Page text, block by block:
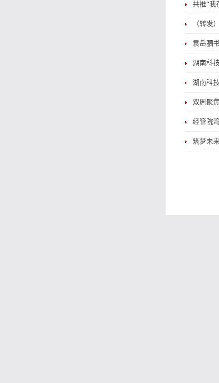
共推“我
（转发
袁岳驷
湖南科
湖南科
双周聚
经管院
筑梦未